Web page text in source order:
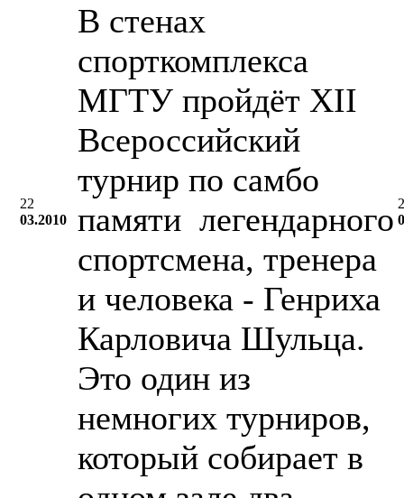
22
03.2010
В стенах
спорткомплекса
МГТУ пройдёт XII
Всероссийский
турнир по самбо
памяти легендарного
спортсмена, тренера
и человека - Генриха
Карловича Шульца.
Это один из
немногих турниров,
который собирает в